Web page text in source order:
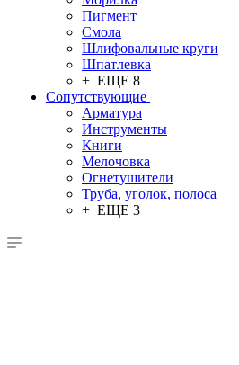
Пигмент
Смола
Шлифовальные круги
Шпатлевка
+ ЕЩЕ 8
Сопутствующие
Арматура
Инструменты
Книги
Мелочовка
Огнетушители
Труба, уголок, полоса
+ ЕЩЕ 3